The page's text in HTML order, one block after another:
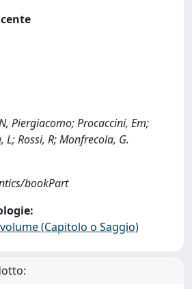
Piergiacomo; Procaccini, Em;
L; Rossi, R; Monfrecola, G.
bookPart
(Capitolo o Saggio)